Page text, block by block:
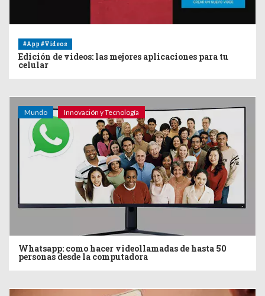
#App #Videos
Edición de videos: las mejores aplicaciones para tu
celular
Mundo Innovación y Tecnología
Whatsapp: como hacer videollamadas de hasta 50
personas desde la computadora